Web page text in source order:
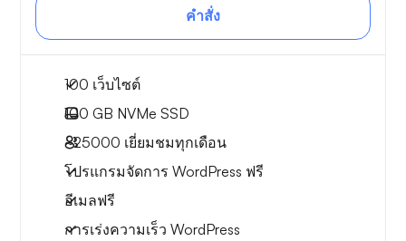
คำสั่ง
100 เว็บไซต์
100 GB NVMe SSD
~25000 เยี่ยมชมทุกเดือน
โปรแกรมจัดการ WordPress ฟรี
อีเมลฟรี
การเร่งความเร็ว WordPress